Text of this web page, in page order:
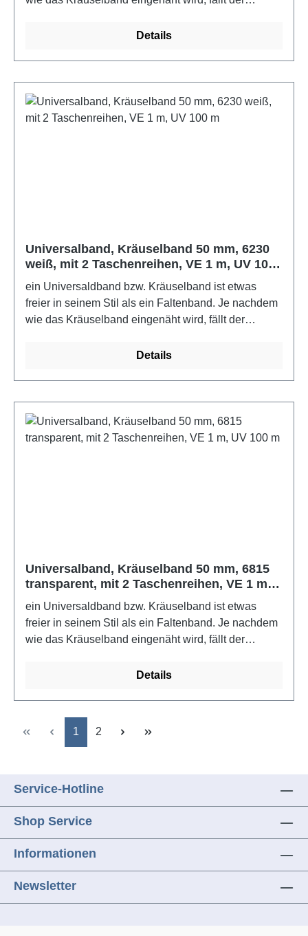
Wunsch dichtere oder weitere Abstände
Details
Universalband, Kräuselband 50 mm, 6230
weiß, mit 2 Taschenreihen, VE 1 m, UV 100
m
ein Universaldband bzw. Kräuselband ist etwas
freier in seinem Stil als ein Faltenband. Je nachdem
wie das Kräuselband eingenäht wird, fällt der
Wunsch dichtere oder weitere Abstände
Details
Universalband, Kräuselband 50 mm, 6815
transparent, mit 2 Taschenreihen, VE 1 m,
UV 100 m
ein Universaldband bzw. Kräuselband ist etwas
freier in seinem Stil als ein Faltenband. Je nachdem
wie das Kräuselband eingenäht wird, fällt der
Wunsch dichtere oder weitere Abstände
Details
Seite
1 Seite
2
Service-Hotline
Shop Service
Informationen
Newsletter